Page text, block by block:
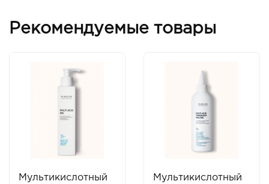
Рекомендуемые товары
Мультикислотный
Мультикислотный